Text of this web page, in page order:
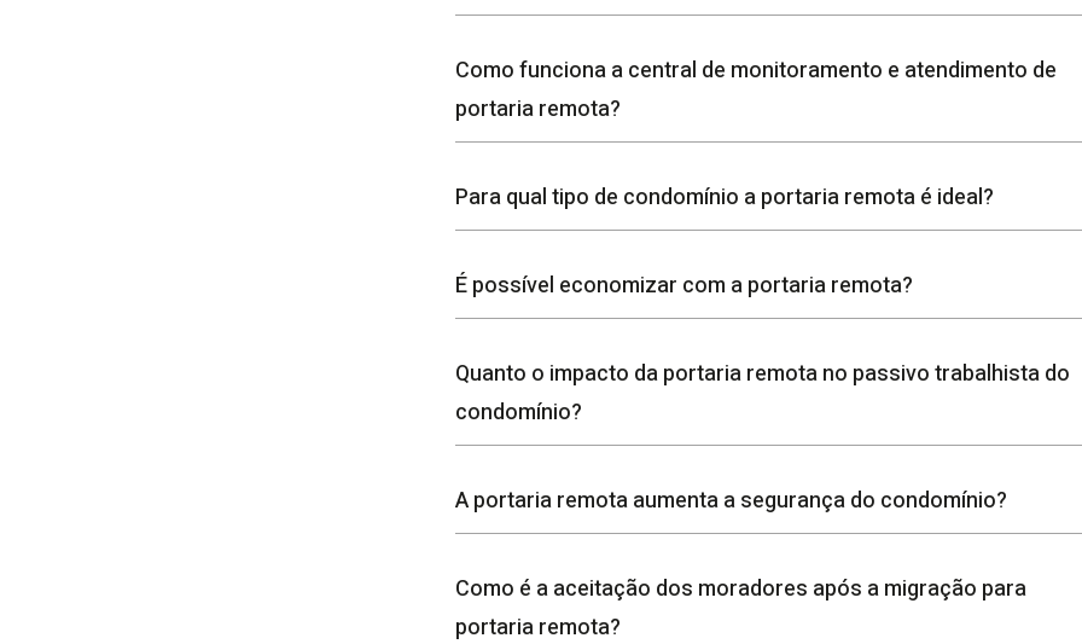
Como funciona a central de monitoramento e atendimento de
portaria remota?
Para qual tipo de condomínio a portaria remota é ideal?
É possível economizar com a portaria remota?
Quanto o impacto da portaria remota no passivo trabalhista do
condomínio?
A portaria remota aumenta a segurança do condomínio?
Como é a aceitação dos moradores após a migração para
portaria remota?